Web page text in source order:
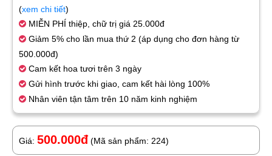
(xem chi tiết)
MIỄN PHÍ thiệp, chữ trị giá 25.000đ
Giảm 5% cho lần mua thứ 2 (áp dụng cho đơn hàng từ
500.000đ)
Cam kết hoa tươi trên 3 ngày
Gửi hình trước khi giao, cam kết hài lòng 100%
Nhân viên tận tâm trên 10 năm kinh nghiệm
Giá: 500.000đ (Mã sản phẩm: 224)